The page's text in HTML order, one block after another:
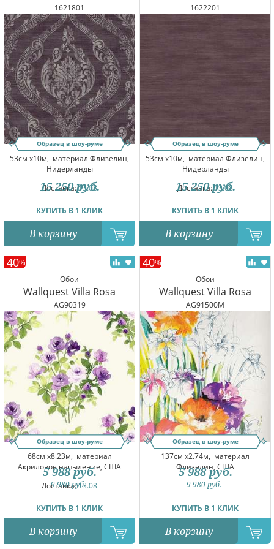
1621801
Образец в шоу-руме
53см x10м, материал Флизелин,
Нидерланды
Доставка:13.08
КУПИТЬ В 1 КЛИК
15 250 руб.
В корзину
1622201
Образец в шоу-руме
53см x10м, материал Флизелин,
Нидерланды
Доставка:13.08
КУПИТЬ В 1 КЛИК
15 250 руб.
В корзину
Обои
Wallquest Villa Rosa
AG90319
-40%
Образец в шоу-руме
68см x8.23м, материал
Акриловое напыление, США
Доставка:13.08
КУПИТЬ В 1 КЛИК
9 980руб.
5 988 руб.
В корзину
Обои
Wallquest Villa Rosa
AG91500M
-40%
Образец в шоу-руме
137см x2.74м, материал
Флизелин, США
КУПИТЬ В 1 КЛИК
9 980руб.
5 988 руб.
В корзину